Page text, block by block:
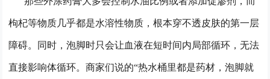
枸杞等物质几乎都是水溶性物质，根本穿不透皮肤的第一层
障碍。同时，泡脚时只会让血液在短时间内局部循环，无法
直接影响体循环。商家们说的“热水桶里都是药材，泡脚就